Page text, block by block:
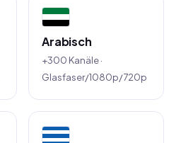
Arabisch
+300 Kanäle ·
Glasfaser/1080p/720p